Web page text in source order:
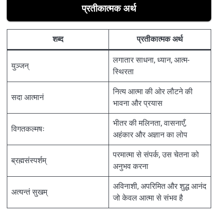
प्रतीकात्मक अर्थ
शब्द प्रतीकात्मक अर्थ
युञ्जन्
लगातार साधना, ध्यान, आत्म-
स्थिरता
सदा आत्मानं
नित्य आत्मा की ओर लौटने की
भावना और प्रयास
विगतकल्मषः
भीतर की मलिनता, वासनाएँ,
अहंकार और अज्ञान का लोप
ब्रह्मसंस्पर्शम्
परमात्मा से संपर्क, उस चेतना को
अनुभव करना
अत्यन्तं सुखम्
अविनाशी, अपरिमित और शुद्ध आनंद
जो केवल आत्मा से संभव है